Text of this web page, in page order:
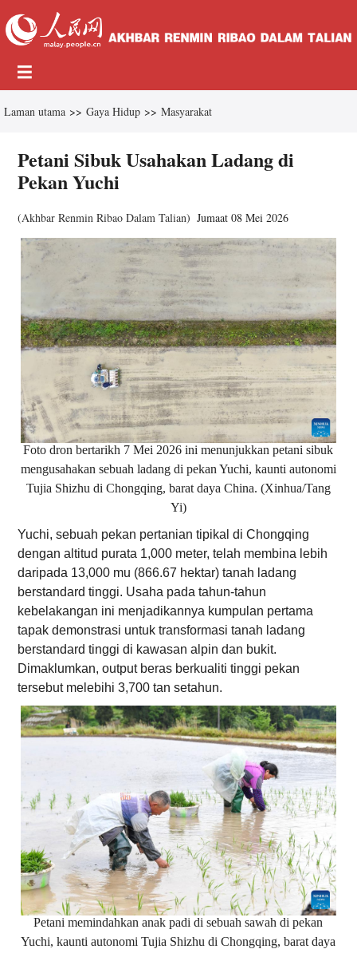
Laman utama >> Gaya Hidup >> Masyarakat
Petani Sibuk Usahakan Ladang di
Pekan Yuchi
(Akhbar Renmin Ribao Dalam Talian) Jumaat 08 Mei 2026
Foto dron bertarikh 7 Mei 2026 ini menunjukkan petani sibuk
mengusahakan sebuah ladang di pekan Yuchi, kaunti autonomi
Tujia Shizhu di Chongqing, barat daya China. (Xinhua/Tang
Yi)
Yuchi, sebuah pekan pertanian tipikal di Chongqing
dengan altitud purata 1,000 meter, telah membina lebih
daripada 13,000 mu (866.67 hektar) tanah ladang
berstandard tinggi. Usaha pada tahun-tahun
kebelakangan ini menjadikannya kumpulan pertama
tapak demonstrasi untuk transformasi tanah ladang
berstandard tinggi di kawasan alpin dan bukit.
Dimaklumkan, output beras berkualiti tinggi pekan
tersebut melebihi 3,700 tan setahun.
Petani memindahkan anak padi di sebuah sawah di pekan
Yuchi, kaunti autonomi Tujia Shizhu di Chongqing, barat daya